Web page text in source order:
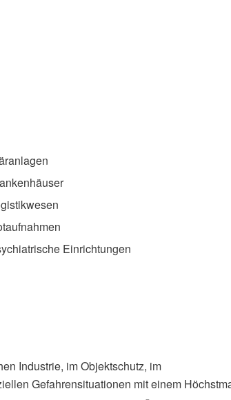
Einrichtungen
Industrie, im Objektschutz, im
Gefahrensituationen mit einem